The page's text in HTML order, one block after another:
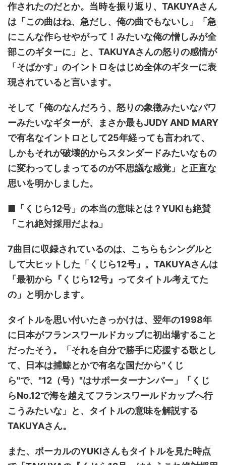
作されたのだとか。当時を振り返り、TAKUYAさん
は「この曲はね、急だし、俺の曲でもないし」「急
にこんな作らせやがって！みたいな俺の憎しみが全
部このギターに」と、TAKUYAさんの怒りの感情が
「そばかす」のイントロをはじめ全体のギターに表
現されていると言います。
そして「俺のなんだろう、怒りの象徴みたいなパワ
ーみたいなギターが、まさか最もJUDY AND MARY
で有名なイントロとして25年経っても言われて、
しかもそれが破壊的からスタンダードみたいなもの
に変わってしまってるのが不思議な感覚」と正直な
思いを明かしました。
■「くじら12号」の本当の意味とは？YUKIも絶賛
「これ絶対採用だよね」
7曲目に収録されているのは、こちらもシングルと
して大ヒットした「くじら12号」。TAKUYAさんは
「最初から『くじら12号』ってタイトル考えてた
の」と明かします。
タイトルを思い付いたきっかけは、翌年の1998年
に日本がフランスワールドカップに初出場すること
だったそう。「それを自分で勝手に応援する歌とし
て、日本は捕鯨とかで有名な国だから"くじ
ら"で、"12（号）"はサポーターナンバー」「くじ
らNo.12で海を越えてフランスワールドカップへ行
こうみたいな」と、タイトルの意味を解説する
TAKUYAさん。
また、ボーカルのYUKIさんもタイトルを見た時点